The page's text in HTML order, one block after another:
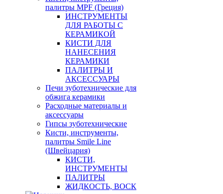
палитры MPF (Греция)
ИНСТРУМЕНТЫ
ДЛЯ РАБОТЫ С
КЕРАМИКОЙ
КИСТИ ДЛЯ
НАНЕСЕНИЯ
КЕРАМИКИ
ПАЛИТРЫ И
АКСЕССУАРЫ
Печи зуботехнические для
обжига керамики
Расходные материалы и
аксессуары
Гипсы зуботехнические
Кисти, инструменты,
палитры Smile Line
(Швейцария)
КИСТИ,
ИНСТРУМЕНТЫ
ПАЛИТРЫ
ЖИДКОСТЬ, ВОСК